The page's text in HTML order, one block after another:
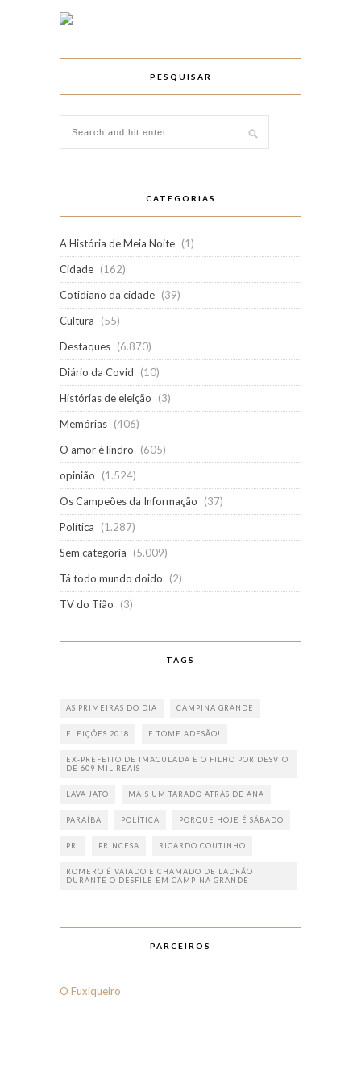
PESQUISAR
CATEGORIAS
A História de Meia Noite (1)
Cidade (162)
Cotidiano da cidade (39)
Cultura
(55)
Destaques (6.870)
Diário da Covid
(10)
Histórias de eleição
(3)
Memórias (406)
O amor é lindro
(605)
opinião
(1.524)
Os Campeões da Informação
(37)
Política
(1.287)
Sem categoria
(5.009)
Tá todo mundo doido
(2)
TV do Tião
(3)
TAGS
AS PRIMEIRAS DO DIA CAMPINA GRANDE
ELEIÇÕES 2018 E TOME ADESÃO!
EX-PREFEITO DE IMACULADA E O FILHO POR DESVIO
DE 609 MIL REAIS
LAVA JATO MAIS UM TARADO ATRÁS DE ANA
PARAÍBA POLÍTICA PORQUE HOJE É SÁBADO
PR. PRINCESA RICARDO COUTINHO
ROMERO É VAIADO E CHAMADO DE LADRÃO
DURANTE O DESFILE EM CAMPINA GRANDE
PARCEIROS
O Fuxiqueiro